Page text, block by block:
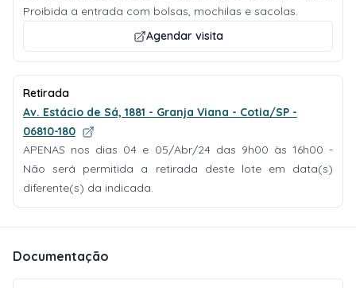
Proibida a entrada com bolsas, mochilas e sacolas.
Agendar visita
Retirada
Av. Estácio de Sá, 1881 - Granja Viana - Cotia/SP -
06810-180
APENAS nos dias 04 e 05/Abr/24 das 9h00 às 16h00 -
Não será permitida a retirada deste lote em data(s)
diferente(s) da indicada.
Documentação